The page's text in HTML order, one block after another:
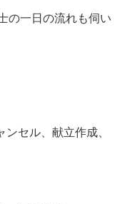
の一日の流れも伺い
セル、献立作成、